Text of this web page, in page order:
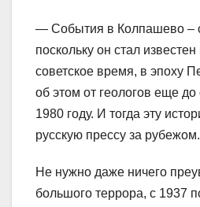
— События в Колпашево –
поскольку он стал
советское время, в эпоху
об этом от геологов еще до
1980 году. И тогда эту
русскую прессу за рубежом.
Не нужно даже ничего
большого террора, с 1937